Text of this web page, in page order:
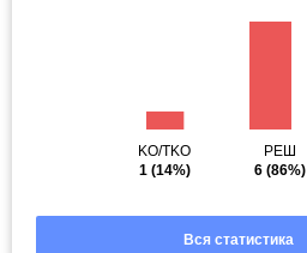
KO/TKO
1(14%)
РЕШ
6 (86%)
Вся статистика